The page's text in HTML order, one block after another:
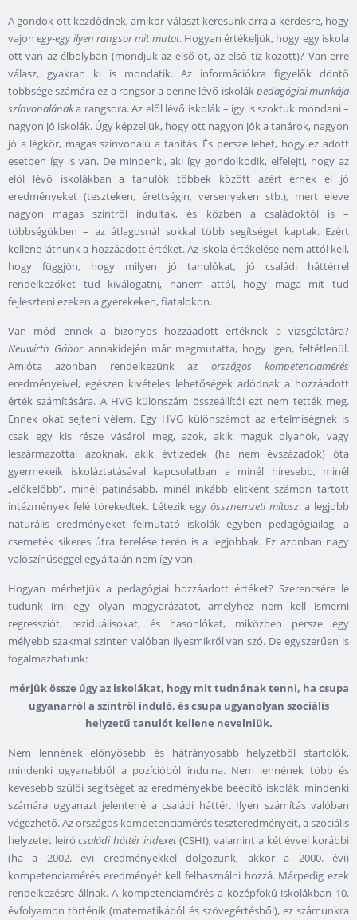
A gondok ott kezdődnek, amikor választ keresünk arra a kérdésre, hogy
vajonegy-egy ilyen rangsor mit mutat. Hogyan értékeljük, hogy egy iskola
ott van az élbolyban (mondjuk az első öt, az első tíz között)? Van erre
válasz, gyakran ki is mondatik. Az információkra figyelők döntő
többsége számára ez a rangsor a benne lévő iskolákpedagógiai munkája
színvonalánaka rangsora. Az elől lévő iskolák – így is szoktuk mondani –
nagyon jó iskolák. Úgy képzeljük, hogy ott nagyon jók a tanárok, nagyon
jó a légkör, magas színvonalú a tanítás. És persze lehet, hogy ez adott
esetben így is van. De mindenki, aki így gondolkodik, elfelejti, hogy az
elöl lévő iskolákban a tanulók többek között azért érnek el jó
eredményeket (teszteken, érettségin, versenyeken stb.), mert eleve
nagyon magas szintről indultak, és közben a családoktól is –
többségükben – az átlagosnál sokkal több segítséget kaptak. Ezért
kellene látnunk a hozzáadott értéket. Az iskola értékelése nem attól kell,
hogy függjön, hogy milyen jó tanulókat, jó családi háttérrel
rendelkezőket tud kiválogatni, hanem attól, hogy maga mit tud
fejleszteni ezeken a gyerekeken, fiatalokon.
Van mód ennek a bizonyos hozzáadott értéknek a vizsgálatára?
Neuwirth Gáborannakidején már megmutatta, hogy igen, feltétlenül.
Amióta azonban rendelkezünk az országos kompetenciamérés
eredményeivel, egészen kivételes lehetőségek adódnak a hozzáadott
érték számítására. A HVG különszám összeállítói ezt nem tették meg.
Ennek okát sejteni vélem. Egy HVG különszámot az értelmiségnek is
csak egy kis része vásárol meg, azok, akik maguk olyanok, vagy
leszármazottai azoknak, akik évtizedek (ha nem évszázadok) óta
gyermekeik iskoláztatásával kapcsolatban a minél híresebb, minél
„előkelőbb”, minél patinásabb, minél inkább elitként számon tartott
intézmények felé törekedtek. Létezik egy össznemzeti mítosz: a legjobb
naturális eredményeket felmutató iskolák egyben pedagógiailag, a
csemeték sikeres útra terelése terén is a legjobbak. Ez azonban nagy
valószínűséggel egyáltalán nem így van.
Hogyan mérhetjük a pedagógiai hozzáadott értéket? Szerencsére le
tudunk írni egy olyan magyarázatot, amelyhez nem kell ismerni
regressziót, reziduálisokat, és hasonlókat, miközben persze egy
mélyebb szakmai szinten valóban ilyesmikről van szó. De egyszerűen is
fogalmazhatunk:
mérjük össze úgy az iskolákat, hogy mit tudnának tenni, ha csupa
ugyanarról a szintről induló, és csupa ugyanolyan szociális
helyzetű tanulót kellene nevelniük.
Nem lennének előnyösebb és hátrányosabb helyzetből startolók,
mindenki ugyanabból a pozícióból indulna. Nem lennének több és
kevesebb szülői segítséget az eredményekbe beépítő iskolák, mindenki
számára ugyanazt jelentené a családi háttér. Ilyen számítás valóban
végezhető. Az országos kompetenciamérés teszteredményeit, a szociális
helyzetet leírócsaládi háttér indexet(CSHI), valamint a két évvel korábbi
(ha a 2002. évi eredményekkel dolgozunk, akkor a 2000. évi)
kompetenciamérés eredményét kell felhasználni hozzá. Márpedig ezek
rendelkezésre állnak. A kompetenciamérés a középfokú iskolákban 10.
évfolyamon történik (matematikából és szövegértésből), ez számunkra